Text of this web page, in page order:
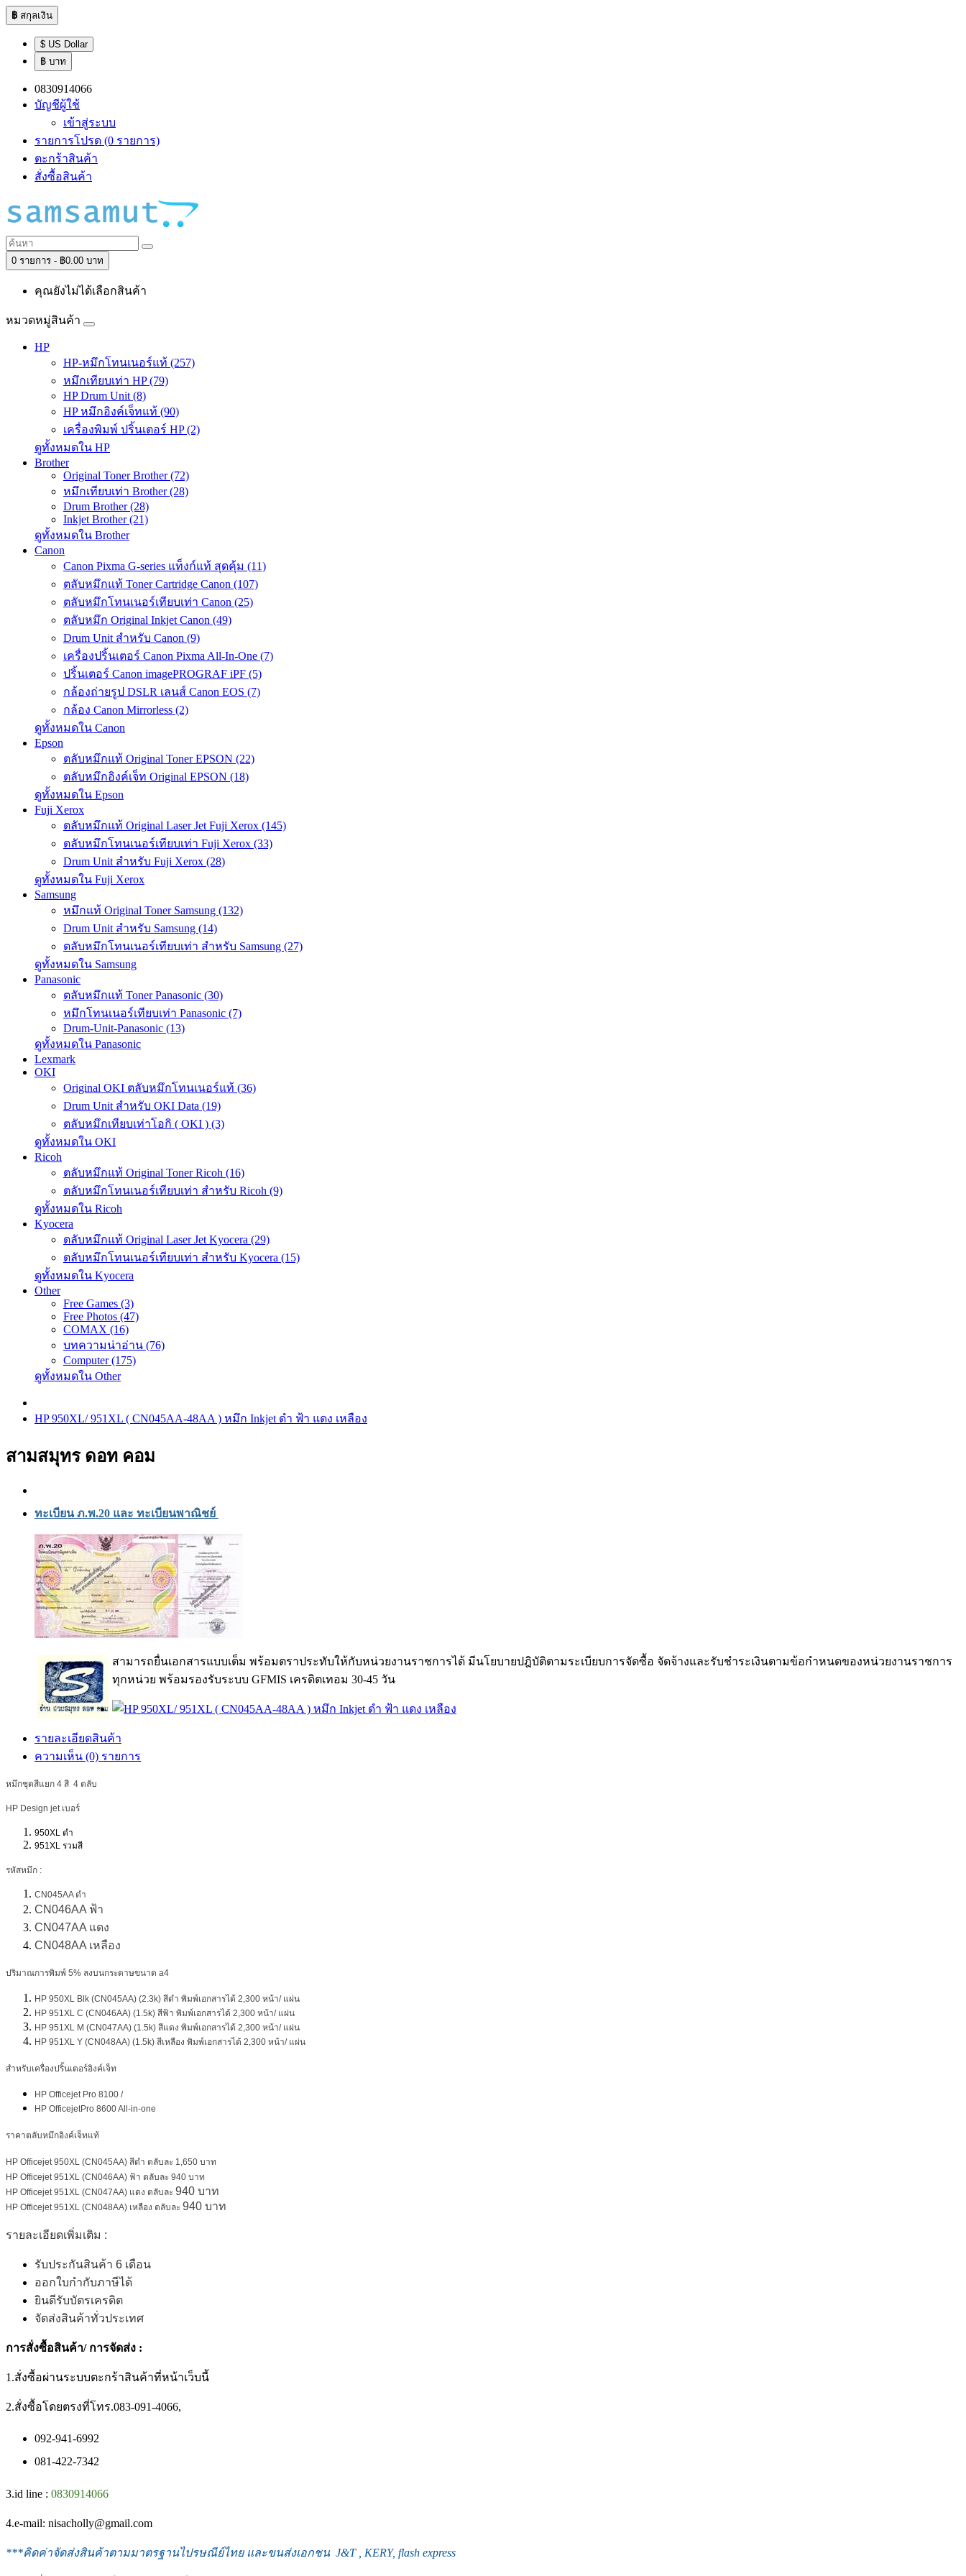
฿ สกุลเงิน
$ US Dollar
฿ บาท
0830914066
บัญชีผู้ใช้
เข้าสู่ระบบ
รายการโปรด (0 รายการ)
ตะกร้าสินค้า
สั่งซื้อสินค้า
0 รายการ - ฿0.00 บาท
คุณยังไม่ได้เลือกสินค้า
หมวดหมู่สินค้า
HP
HP-หมึกโทนเนอร์แท้ (257)
หมึกเทียบเท่า HP (79)
HP Drum Unit (8)
HP หมึกอิงค์เจ็ทแท้ (90)
เครื่องพิมพ์ ปริ้นเตอร์ HP (2)
ดูทั้งหมดใน HP
Brother
Original Toner Brother (72)
หมึกเทียบเท่า Brother (28)
Drum Brother (28)
Inkjet Brother (21)
ดูทั้งหมดใน Brother
Canon
Canon Pixma G-series แท็งก์แท้ สุดคุ้ม (11)
ตลับหมึกแท้ Toner Cartridge Canon (107)
ตลับหมึกโทนเนอร์เทียบเท่า Canon (25)
ตลับหมึก Original Inkjet Canon (49)
Drum Unit สำหรับ Canon (9)
เครื่องปริ้นเตอร์ Canon Pixma All-In-One (7)
ปริ้นเตอร์ Canon imagePROGRAF iPF (5)
กล้องถ่ายรูป DSLR เลนส์ Canon EOS (7)
กล้อง Canon Mirrorless (2)
ดูทั้งหมดใน Canon
Epson
ตลับหมึกแท้ Original Toner EPSON (22)
ตลับหมึกอิงค์เจ็ท Original EPSON (18)
ดูทั้งหมดใน Epson
Fuji Xerox
ตลับหมึกแท้ Original Laser Jet Fuji Xerox (145)
ตลับหมึกโทนเนอร์เทียบเท่า Fuji Xerox (33)
Drum Unit สำหรับ Fuji Xerox (28)
ดูทั้งหมดใน Fuji Xerox
Samsung
หมึกแท้ Original Toner Samsung (132)
Drum Unit สำหรับ Samsung (14)
ตลับหมึกโทนเนอร์เทียบเท่า สำหรับ Samsung (27)
ดูทั้งหมดใน Samsung
Panasonic
ตลับหมึกแท้ Toner Panasonic (30)
หมึกโทนเนอร์เทียบเท่า Panasonic (7)
Drum-Unit-Panasonic (13)
ดูทั้งหมดใน Panasonic
Lexmark
OKI
Original OKI ตลับหมึกโทนเนอร์แท้ (36)
Drum Unit สำหรับ OKI Data (19)
ตลับหมึกเทียบเท่าโอกิ ( OKI ) (3)
ดูทั้งหมดใน OKI
Ricoh
ตลับหมึกแท้ Original Toner Ricoh (16)
ตลับหมึกโทนเนอร์เทียบเท่า สำหรับ Ricoh (9)
ดูทั้งหมดใน Ricoh
Kyocera
ตลับหมึกแท้ Original Laser Jet Kyocera (29)
ตลับหมึกโทนเนอร์เทียบเท่า สำหรับ Kyocera (15)
ดูทั้งหมดใน Kyocera
Other
Free Games (3)
Free Photos (47)
COMAX (16)
บทความน่าอ่าน (76)
Computer (175)
ดูทั้งหมดใน Other
HP 950XL/ 951XL ( CN045AA-48AA ) หมึก Inkjet ดำ ฟ้า แดง เหลือง
สามสมุทร ดอท คอม
ทะเบียน ภ.พ.20 และ ทะเบียนพาณิชย์
สามารถยื่นเอกสารแบบเต็ม พร้อมตราประทับให้กับหน่วยงานราชการได้ มีนโยบายปฎิบัติตามระเบียบการจัดซื้อ จัดจ้างและรับชำระเงินตามข้อกำหนดของหน่วยงานราชการ
ทุกหน่วย พร้อมรองรับระบบ GFMIS เครดิตเทอม 30-45 วัน
รายละเอียดสินค้า
ความเห็น (0) รายการ
หมึกชุดสีแยก 4 สี 4 ตลับ
HP Design jet เบอร์
950XL ดำ
951XL รวมสี
รหัสหมึก :
CN045AA ดำ
CN046AA ฟ้า
CN047AA แดง
CN048AA เหลือง
ปริมาณการพิมพ์ 5% ลงบนกระดาษขนาด a4
HP 950XL Blk (CN045AA) (2.3k) สีดำ พิมพ์เอกสารได้ 2,300 หน้า/ แผ่น
HP 951XL C (CN046AA) (1.5k) สีฟ้า พิมพ์เอกสารได้ 2,300 หน้า/ แผ่น
HP 951XL M (CN047AA) (1.5k) สีแดง พิมพ์เอกสารได้ 2,300 หน้า/ แผ่น
HP 951XL Y (CN048AA) (1.5k) สีเหลือง พิมพ์เอกสารได้ 2,300 หน้า/ แผ่น
สำหรับเครื่องปริ้นเตอร์อิงค์เจ็ท
HP Officejet Pro 8100 /
HP OfficejetPro 8600 All-in-one
ราคาตลับหมึกอิงค์เจ็ทแท้
HP Officejet 950XL (CN045AA) สีดำ ตลับละ 1,650 บาท
HP Officejet 951XL (CN046AA) ฟ้า ตลับละ 940 บาท
HP Officejet 951XL (CN047AA) แดง ตลับละ 940 บาท
HP Officejet 951XL (CN048AA) เหลือง ตลับละ 940 บาท
รายละเอียดเพิ่มเติม :
รับประกันสินค้า 6 เดือน
ออกใบกำกับภาษีได้
ยินดีรับบัตรเครดิต
จัดส่งสินค้าทั่วประเทศ
การสั่งซื้อสินค้า/ การจัดส่ง :
1.สั่งซื้อผ่านระบบตะกร้าสินค้าที่หน้าเว็บนี้
2.สั่งซื้อโดยตรงที่โทร.083-091-4066,
092-941-6992
081-422-7342
3.id line : 0830914066
4.e-mail: nisacholly@gmail.com
***คิดค่าจัดส่งสินค้าตามมาตรฐานไปรษณีย์ไทย และขนส่งเอกชน J&T , KERY, flash express